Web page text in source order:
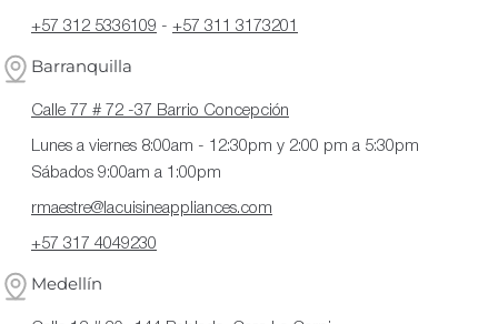
+57 312 5336109 - +57 311 3173201
Barranquilla
Calle 77 # 72 -37 Barrio Concepción
Lunes a viernes 8:00am - 12:30pm y 2:00 pm a 5:30pm
Sábados 9:00am a 1:00pm
rmaestre@lacuisineappliances.com
+57 317 4049230
Medellín